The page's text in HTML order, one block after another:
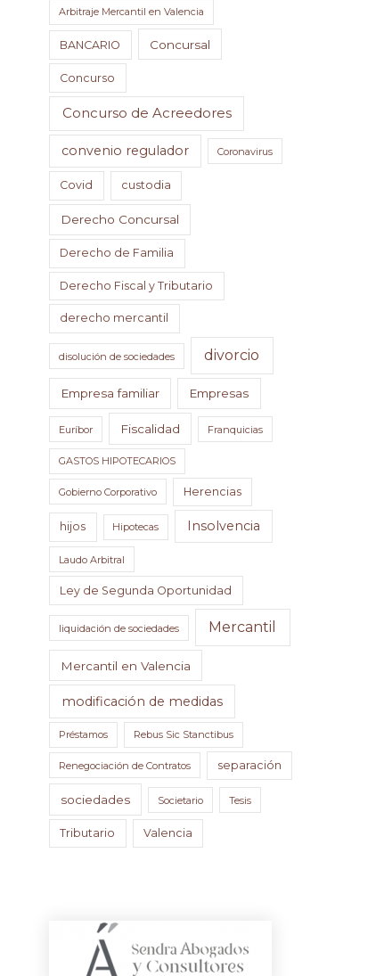
Arbitraje Mercantil en Valencia
BANCARIO Concursal
Concurso
Concurso de Acreedores
convenio regulador Coronavirus
Covid custodia
Derecho Concursal
Derecho de Familia
Derecho Fiscal y Tributario
derecho mercantil
disolución de sociedades divorcio
Empresa familiar Empresas
Euríbor Fiscalidad Franquicias
GASTOS HIPOTECARIOS
Gobierno Corporativo Herencias
hijos Hipotecas Insolvencia
Laudo Arbitral
Ley de Segunda Oportunidad
liquidación de sociedades Mercantil
Mercantil en Valencia
modificación de medidas
Préstamos Rebus Sic Stanctibus
Renegociación de Contratos separación
sociedades Societario Tesis
Tributario Valencia